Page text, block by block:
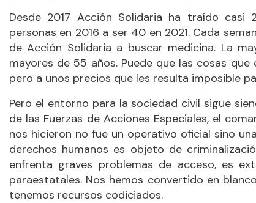
Desde 2017 Acción Solidaria ha traído
personas en 2016 a ser 40 en 2021. Cada
de Acción Solidaria a buscar medicina. La
mayores de 55 años. Puede que las cosas
pero a unos precios que les resulta imposible
Pero el entorno para la sociedad civil sigue
de las Fuerzas de Acciones Especiales, el
nos hicieron no fue un operativo oficial sino
derechos humanos es objeto de
enfrenta graves problemas de acceso, es
paraestatales. Nos hemos convertido en
tenemos recursos codiciados.